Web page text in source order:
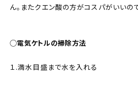
ん。またクエン酸の方がコスパがいいの
◯電気ケトルの掃除方法
１.満水目盛まで水を入れる